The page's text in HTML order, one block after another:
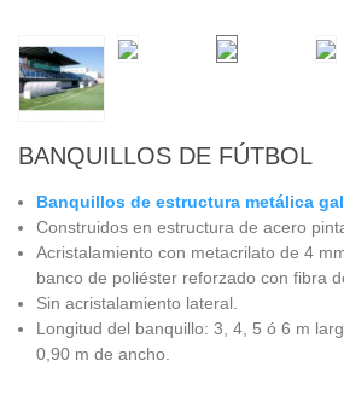
BANQUILLOS DE FÚTBOL
Banquillos de estructura metálica
Construidos en estructura de acero
Acristalamiento con metacrilato de 4
banco de poliéster reforzado con fibra
Sin acristalamiento lateral.
Longitud del banquillo: 3, 4, 5 ó 6 m
0,90 m de ancho.